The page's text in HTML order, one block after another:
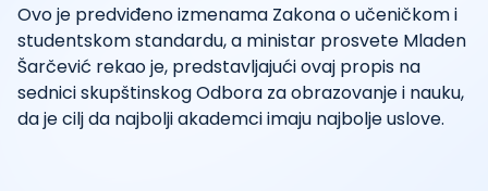
Ovo je predviđeno izmenama Zakona o učeničkom i
studentskom standardu, a ministar prosvete Mladen
Šarčević rekao je, predstavljajući ovaj propis na
sednici skupštinskog Odbora za obrazovanje i nauku,
da je cilj da najbolji akademci imaju najbolje uslove.